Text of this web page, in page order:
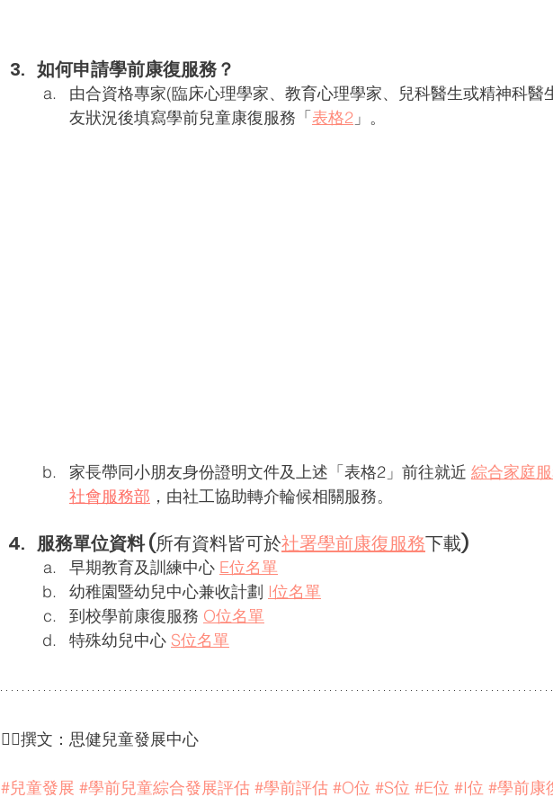
如何申請學前康復服務？
由合資格專家(臨床心理學家、教育心理學家、兒科醫生或精神科醫
友狀況後填寫學前兒童康復服務「表格2 」。
家長帶同小朋友身份證明文件及上述「表格2」前往就近 綜合家庭
社會服務部 ，由社工協助轉介輪候相關服務。
服務單位資料 (所有資料皆可於社署學前康復服務下載)
早期教育及訓練中心 E位名單
幼稚園暨幼兒中心兼收計劃 I位名單
到校學前康復服務 O位名單
特殊幼兒中心 S位名單
✍🏻撰文：思健兒童發展中心
#兒童發展 #學前兒童綜合發展評估 #學前評估 #O位 #S位 #E位 #I位 #學前康